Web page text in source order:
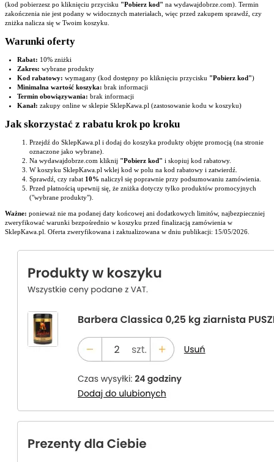
(kod pobierzesz po kliknięciu przycisku "Pobierz kod" na wydawajdobrze.com). Termin
zakończenia nie jest podany w widocznych materiałach, więc przed zakupem sprawdź, czy
zniżka nalicza się w Twoim koszyku.
Warunki oferty
Rabat: 10% zniżki
Zakres: wybrane produkty
Kod rabatowy: wymagany (kod dostępny po kliknięciu przycisku "Pobierz kod")
Minimalna wartość koszyka: brak informacji
Termin obowiązywania: brak informacji
Kanał: zakupy online w sklepie SklepKawa.pl (zastosowanie kodu w koszyku)
Jak skorzystać z rabatu krok po kroku
Przejdź do SklepKawa.pl i dodaj do koszyka produkty objęte promocją (na stronie
oznaczone jako wybrane).
Na wydawajdobrze.com kliknij "Pobierz kod" i skopiuj kod rabatowy.
W koszyku SklepKawa.pl wklej kod w polu na kod rabatowy i zatwierdź.
Sprawdź, czy rabat 10% naliczył się poprawnie przy podsumowaniu zamówienia.
Przed płatnością upewnij się, że zniżka dotyczy tylko produktów promocyjnych
("wybrane produkty").
Ważne: ponieważ nie ma podanej daty końcowej ani dodatkowych limitów, najbezpieczniej
zweryfikować warunki bezpośrednio w koszyku przed finalizacją zamówienia w
SklepKawa.pl. Oferta zweryfikowana i zaktualizowana w dniu publikacji: 15/05/2026.